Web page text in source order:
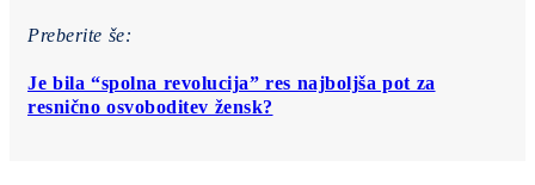
Preberite še:
Je bila “spolna revolucija” res najboljša pot za
resnično osvoboditev žensk?